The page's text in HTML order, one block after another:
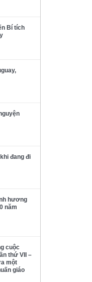
Bí tích
đang đi
hương
năm
cuộc
thứ VII –
một
giáo